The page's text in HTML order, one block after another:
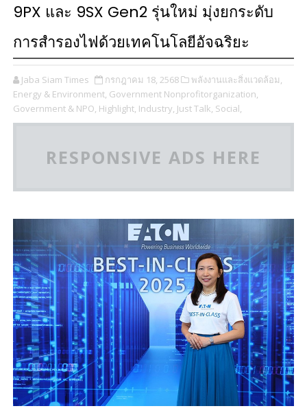
9PX และ 9SX Gen2 รุ่นใหม่ มุ่งยกระดับ
การสำรองไฟด้วยเทคโนโลยีอัจฉริยะ
Jaba Siam Times กรกฎาคม 18, 2568
พลังงานและสิ่งแวดล้อม,
Energy & Environment, Government Nonprofitorganization,
Government & NPO, Highlight, Industry, Just Talk, Social,
RESPONSIVE ADS HERE